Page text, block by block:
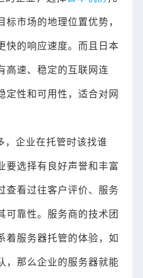
标市场的地理位置优势，
快的响应速度。而且日本
高速、稳定的互联网连
定性和可用性，适合对网
，企业在托管时该找谁
要选择有良好声誉和丰富
查看过往客户评价、服务
可靠性。服务商的技术团
着服务器托管的体验，如
，那么企业的服务器就能